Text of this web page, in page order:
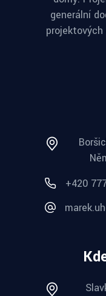
generální
+420